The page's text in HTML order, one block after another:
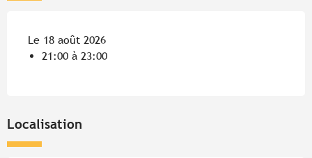
Le 18 août 2026
21:00 à 23:00
Localisation